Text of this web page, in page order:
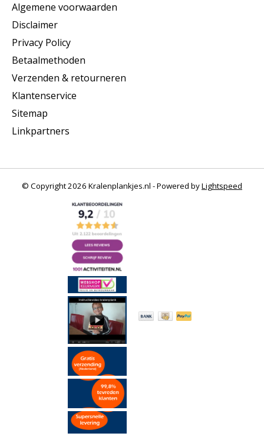
Algemene voorwaarden
Disclaimer
Privacy Policy
Betaalmethoden
Verzenden & retourneren
Klantenservice
Sitemap
Linkpartners
© Copyright 2026 Kralenplankjes.nl - Powered byLightspeed